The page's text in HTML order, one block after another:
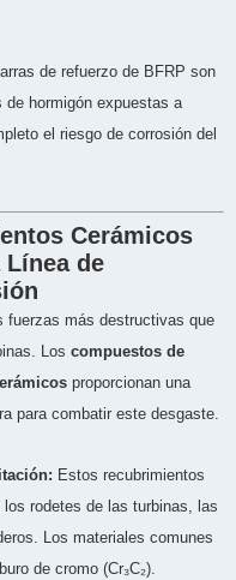
de refuerzo de BFRP son
hormigón expuestas a
el riesgo de corrosión del
Cerámicos
de
fuerzas más destructivas que
Los compuestos de
proporcionan una
para combatir este desgaste.
Estos recubrimientos
rodetes de las turbinas, las
Los materiales comunes
de cromo (Cr₃C₂).